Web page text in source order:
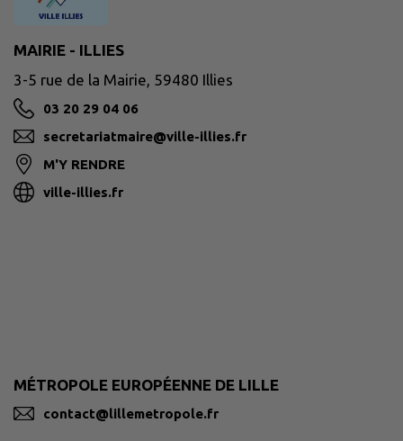
MAIRIE - ILLIES
3-5 rue de la Mairie, 59480 Illies
03 20 29 04 06
secretariatmaire@ville-illies.fr
M'Y RENDRE
ville-illies.fr
MÉTROPOLE EUROPÉENNE DE LILLE
contact@lillemetropole.fr